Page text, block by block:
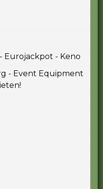
Eurojackpot - Keno
- Event Equipment